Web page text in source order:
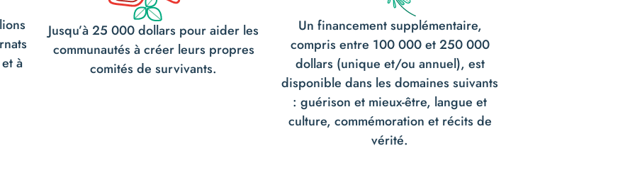
à
Jusqu’à 25 000 dollars pour aider les
communautés à créer leurs propres
comités de survivants.
Un financement supplémentaire,
compris entre 100 000 et 250 000
dollars (unique et/ou annuel), est
disponible dans les domaines suivants
: guérison et mieux-être, langue et
culture, commémoration et récits de
vérité.